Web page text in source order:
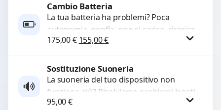
Procedi
Cambio Batteria
La tua batteria ha problemi? Poca
autonomia, gonfia, non si carica, ricarica
lenta o cicli di ricarica esauriti?
175,00€ Il prezzo originale era: 175,00 €.
155,00€Il prezzo attuale è: 155,00 €.
Procedi
Sostituzione Suoneria
La suoneria del tuo dispositivo non
funziona più? Risolviamo problemi legati
a moduli audio difettosi con interventi
95,00€